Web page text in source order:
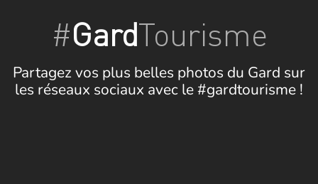
#GardTourisme
Partagez vos plus belles photos du Gard sur
les réseaux sociaux avec le #gardtourisme !